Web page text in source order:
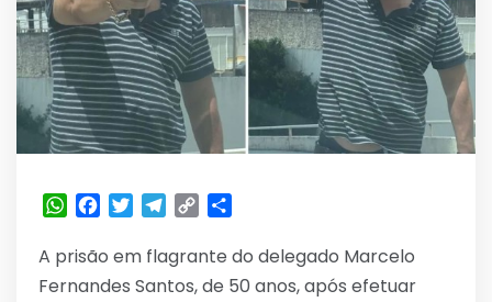
WhatsApp
Facebook
TwitterTelegram
Copy
A prisão em flagrante do delegado Marcelo
Fernandes Santos, de 50 anos, após efetuar